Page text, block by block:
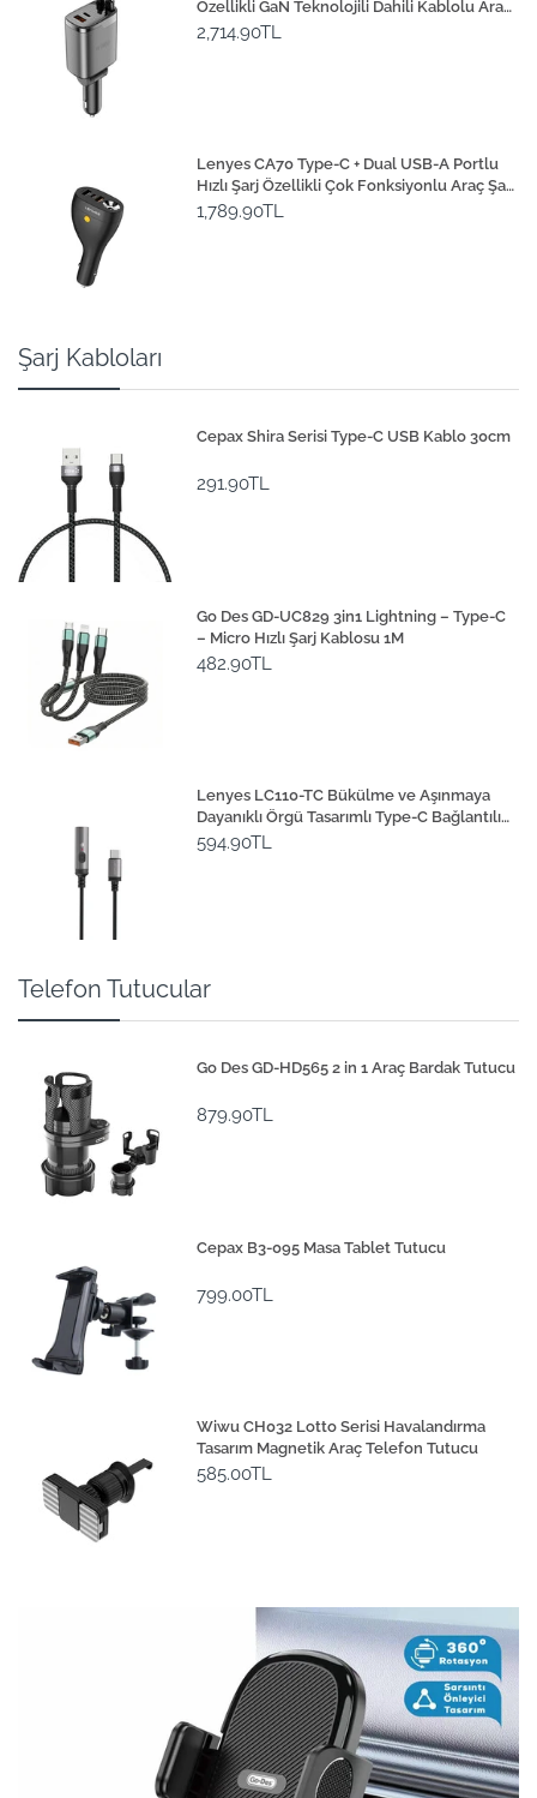
Özellikli GaN Teknolojili Dahili Kablolu Araç
Şarj Aleti 111W
2,714.90TL
Lenyes CA70 Type-C + Dual USB-A Portlu
Hızlı Şarj Özellikli Çok Fonksiyonlu Araç Şarj
Aleti 20W
1,789.90TL
Şarj Kabloları
Cepax Shira Serisi Type-C USB Kablo 30cm
291.90TL
Go Des GD-UC829 3in1 Lightning – Type-C
– Micro Hızlı Şarj Kablosu 1M
482.90TL
Lenyes LC110-TC Bükülme ve Aşınmaya
Dayanıklı Örgü Tasarımlı Type-C Bağlantılı
Çakmak Kablosu 30cm
594.90TL
Telefon Tutucular
Go Des GD-HD565 2 in 1 Araç Bardak Tutucu
879.90TL
Cepax B3-095 Masa Tablet Tutucu
799.00TL
Wiwu CH032 Lotto Serisi Havalandırma
Tasarım Magnetik Araç Telefon Tutucu
585.00TL